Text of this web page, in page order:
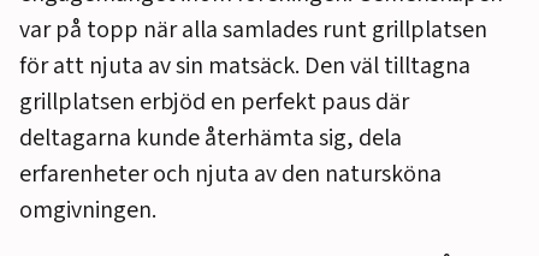
var på topp när alla samlades runt grillplatsen
för att njuta av sin matsäck. Den väl tilltagna
grillplatsen erbjöd en perfekt paus där
deltagarna kunde återhämta sig, dela
erfarenheter och njuta av den natursköna
omgivningen.